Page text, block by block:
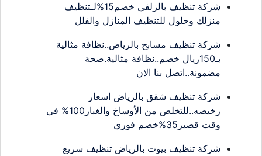
شركة تنظيف بالزلفي خصم15%لـتنظيف
منزلك وحلول للتنظيف المنازل والفلل
شركة تنظيف مسابح بالرياض..نظافة مثالية
بـ150ريال خصم..نظافة مثالية.صحة
مضمونة..اتصل بنا الان
شركة تنظيف شقق بالرياض اسعار
رخيصه..للتخلص من الأوساخ والغبار100% في
وقت قصير35%خصم فوري
شركة تنظيف بيوت بالرياض تنظيف سريع